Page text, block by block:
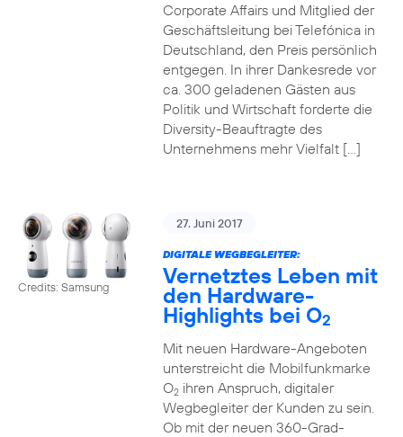
Corporate Affairs und Mitglied der
Geschäftsleitung bei Telefónica in
Deutschland, den Preis persönlich
entgegen. In ihrer Dankesrede vor
ca. 300 geladenen Gästen aus
Politik und Wirtschaft forderte die
Diversity-Beauftragte des
Unternehmens mehr Vielfalt […]
Credits: Samsung
27. Juni 2017
DIGITALE WEGBEGLEITER:
Vernetztes Leben mit
den Hardware-
Highlights bei O2
Mit neuen Hardware-Angeboten
unterstreicht die Mobilfunkmarke
O2ihren Anspruch, digitaler
Wegbegleiter der Kunden zu sein.
Ob mit der neuen 360-Grad-